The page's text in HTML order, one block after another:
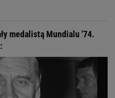
medalistą Mundialu '74.